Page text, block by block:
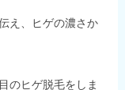
え、ヒゲの濃さか
のヒゲ脱毛をしま